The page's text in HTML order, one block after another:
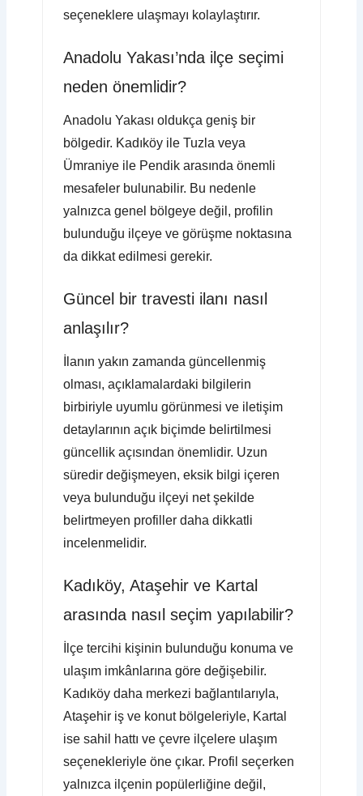
seçeneklere ulaşmayı kolaylaştırır.
Anadolu Yakası’nda ilçe seçimi
neden önemlidir?
Anadolu Yakası oldukça geniş bir
bölgedir. Kadıköy ile Tuzla veya
Ümraniye ile Pendik arasında önemli
mesafeler bulunabilir. Bu nedenle
yalnızca genel bölgeye değil, profilin
bulunduğu ilçeye ve görüşme noktasına
da dikkat edilmesi gerekir.
Güncel bir travesti ilanı nasıl
anlaşılır?
İlanın yakın zamanda güncellenmiş
olması, açıklamalardaki bilgilerin
birbiriyle uyumlu görünmesi ve iletişim
detaylarının açık biçimde belirtilmesi
güncellik açısından önemlidir. Uzun
süredir değişmeyen, eksik bilgi içeren
veya bulunduğu ilçeyi net şekilde
belirtmeyen profiller daha dikkatli
incelenmelidir.
Kadıköy, Ataşehir ve Kartal
arasında nasıl seçim yapılabilir?
İlçe tercihi kişinin bulunduğu konuma ve
ulaşım imkânlarına göre değişebilir.
Kadıköy daha merkezi bağlantılarıyla,
Ataşehir iş ve konut bölgeleriyle, Kartal
ise sahil hattı ve çevre ilçelere ulaşım
seçenekleriyle öne çıkar. Profil seçerken
yalnızca ilçenin popülerliğine değil,